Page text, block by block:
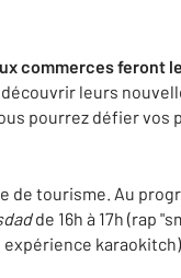
commerces feront
leurs
pourrez défier vos
de tourisme. Au
de 16h à 17h (rap
expérience